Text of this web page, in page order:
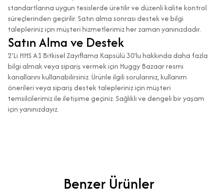
standartlarına uygun tesislerde üretilir ve düzenli kalite kontrol
süreçlerinden geçirilir. Satın alma sonrası destek ve bilgi
talepleriniz için müşteri hizmetlerimiz her zaman yanınızdadır.
Satın Alma ve Destek
2'Li HHS A1 Bitkisel Zayıflama Kapsülü 30'lu hakkında daha fazla
bilgi almak veya sipariş vermek için Huggy Bazaar resmi
kanallarını kullanabilirsiniz. Ürünle ilgili sorularınız, kullanım
önerileri veya sipariş destek talepleriniz için müşteri
temsilcilerimiz ile iletişime geçiniz. Sağlıklı ve dengeli bir yaşam
için yanınızdayız.
Benzer Ürünler